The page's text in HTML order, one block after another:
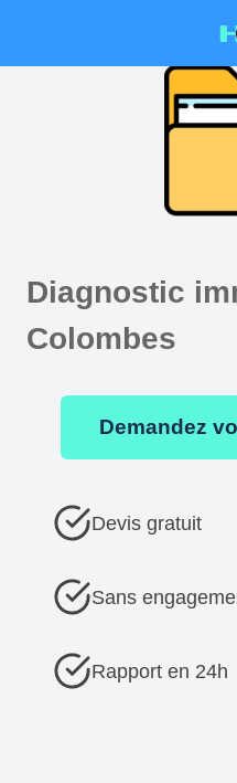
Diagnostic
Colombes
Demandez
Devis gratuit
Sans
Rapport en 24h